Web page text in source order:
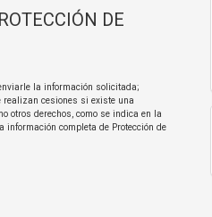
DE
la información solicitada;
realizan cesiones si existe una
otros derechos, como se indica en la
información completa de Protección de